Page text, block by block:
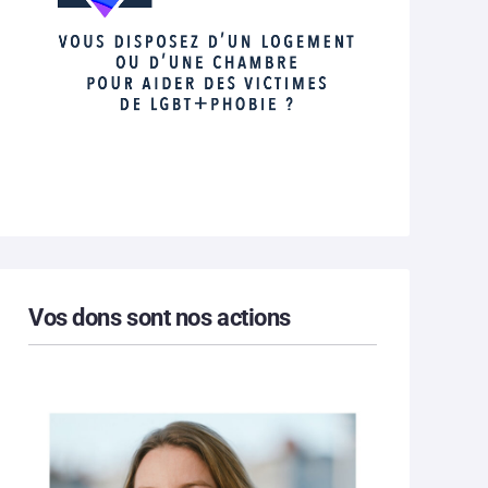
Vos dons sont nos actions